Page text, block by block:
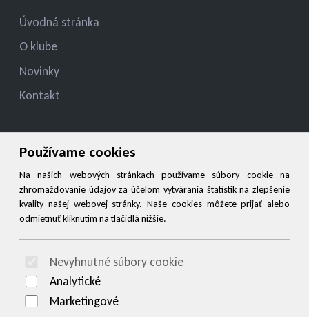
Používame cookies
Na našich webových stránkach používame súbory cookie na
zhromažďovanie údajov za účelom vytvárania štatistík na zlepšenie
kvality našej webovej stránky. Naše cookies môžete prijať alebo
odmietnuť kliknutím na tlačidlá nižšie.
Nevyhnutné súbory cookie
Analytické
Marketingové
Úvodná stránka
O klube
Novinky
Kontakt
Kontakt
konatelmsk.ziar@gmail.com
+421908949527
Social
© 2026 Arrabella s.r.o., mayabella s.r.o., Všetky práva vyhradené.